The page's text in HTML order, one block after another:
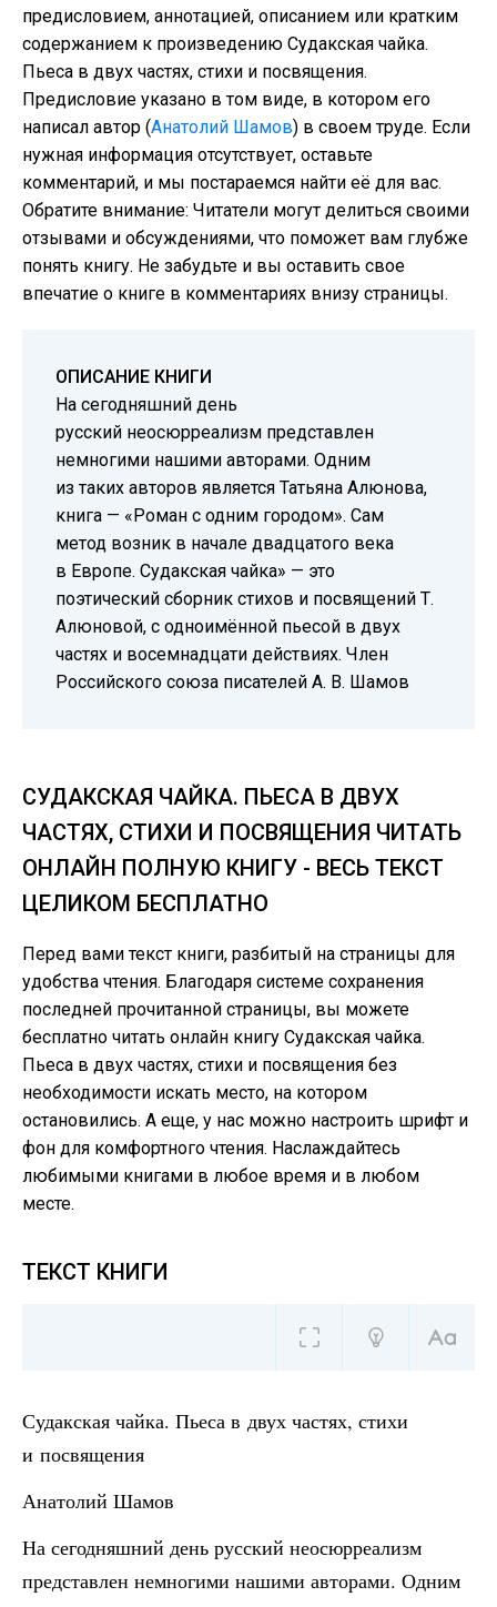
предисловием, аннотацией, описанием или кратким
содержанием к произведению Судакская чайка.
Пьеса в двух частях, стихи и посвящения.
Предисловие указано в том виде, в котором его
написал автор (Анатолий Шамов) в своем труде. Если
нужная информация отсутствует, оставьте
комментарий, и мы постараемся найти её для вас.
Обратите внимание: Читатели могут делиться своими
отзывами и обсуждениями, что поможет вам глубже
понять книгу. Не забудьте и вы оставить свое
впечатие о книге в комментариях внизу страницы.
ОПИСАНИЕ КНИГИ
На сегодняшний день
русский неосюрреализм представлен
немногими нашими авторами. Одним
из таких авторов является Татьяна Алюнова,
книга — «Роман с одним городом». Сам
метод возник в начале двадцатого века
в Европе. Судакская чайка» — это
поэтический сборник стихов и посвящений Т.
Алюновой, с одноимённой пьесой в двух
частях и восемнадцати действиях. Член
Российского союза писателей А. В. Шамов
СУДАКСКАЯ ЧАЙКА. ПЬЕСА В ДВУХ
ЧАСТЯХ, СТИХИ И ПОСВЯЩЕНИЯ ЧИТАТЬ
ОНЛАЙН ПОЛНУЮ КНИГУ - ВЕСЬ ТЕКСТ
ЦЕЛИКОМ БЕСПЛАТНО
Перед вами текст книги, разбитый на страницы для
удобства чтения. Благодаря системе сохранения
последней прочитанной страницы, вы можете
бесплатно читать онлайн книгу Судакская чайка.
Пьеса в двух частях, стихи и посвящения без
необходимости искать место, на котором
остановились. А еще, у нас можно настроить шрифт и
фон для комфортного чтения. Наслаждайтесь
любимыми книгами в любое время и в любом
месте.
ТЕКСТ КНИГИ
Судакская чайка. Пьеса в двух частях, стихи
и посвящения
Анатолий Шамов
На сегодняшний день русский неосюрреализм
представлен немногими нашими авторами. Одним